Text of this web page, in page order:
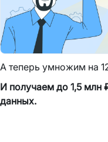
А теперь умножим на
И получаем до 1,5 млн
данных.